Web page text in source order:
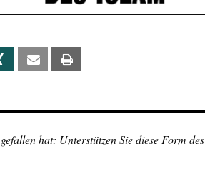
Xing Email
hat: Unterstützen Sie diese Form des